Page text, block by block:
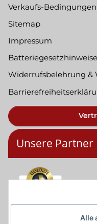
Alle
Verkaufs-Bedingungen
Sitemap
Impressum
Batteriegesetzhinweise
Widerrufsbelehrung &
Unsere Partner